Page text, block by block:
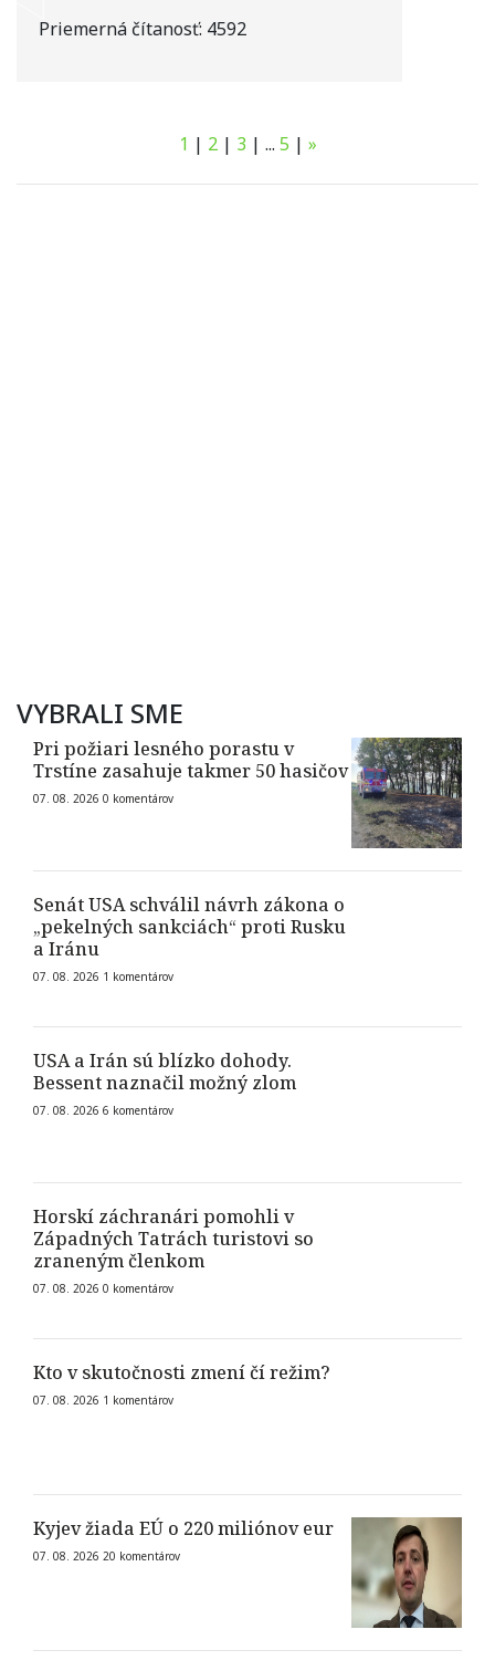
Priemerná čítanosť: 4592
1 | 2| 3 | ... 5 | »
VYBRALI SME
Pri požiari lesného porastu v
Trstíne zasahuje takmer 50 hasičov
07. 08. 2026 0 komentárov
Senát USA schválil návrh zákona o
„pekelných sankciách“ proti Rusku
a Iránu
07. 08. 2026 1 komentárov
USA a Irán sú blízko dohody.
Bessent naznačil možný zlom
07. 08. 2026 6 komentárov
Horskí záchranári pomohli v
Západných Tatrách turistovi so
zraneným členkom
07. 08. 2026 0 komentárov
Kto v skutočnosti zmení čí režim?
07. 08. 2026 1 komentárov
Kyjev žiada EÚ o 220 miliónov eur
07. 08. 2026 20 komentárov